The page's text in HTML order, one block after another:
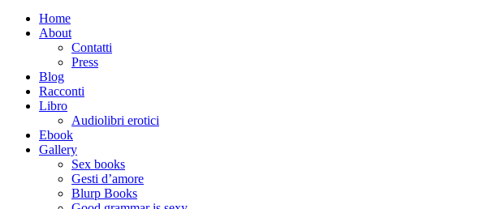
Home
About
Contatti
Press
Blog
Racconti
Libro
Audiolibri erotici
Ebook
Gallery
Sex books
Gesti d’amore
Blurp Books